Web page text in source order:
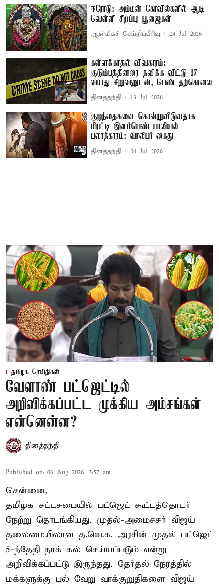
ஈரோடு: அம்மன் கோவில்களில் ஆடி
வெள்ளி சிறப்பு பூஜைகள்
ஆன்மிகச் செய்திப்பிரிவு 24 Jul 2026
கள்ளக்காதல் விவகாரம்;
குடும்பத்தினரை தவிக்க விட்டு 17
வயது சிறுவனுடன், பெண் தற்கொலை
தினத்தந்தி 13 Jul 2026
குழந்தைகளை கொன்றுவிடுவதாக
மிரட்டி இளம்பெண் பாலியல்
பலாத்காரம்: வாலிபர் கைது
தினத்தந்தி 04 Jul 2026
தமிழக செய்திகள்
வேளாண் பட்ஜெட்டில்
அறிவிக்கப்பட்ட முக்கிய அம்சங்கள்
என்னென்ன?
தினத்தந்தி
Published on: 06 Aug 2026, 3:57 am
சென்னை,
தமிழக சட்டசபையில் பட்ஜெட் கூட்டத்தொடர்
நேற்று தொடங்கியது. முதல்-அமைச்சர் விஜய்
தலைமையிலான த.வெ.க. அரசின் முதல் பட்ஜெட்
5-ந்தேதி தாக் கல் செய்யப்படும் என்று
அறிவிக்கப்பட்டு இருந்தது. தேர்தல் நேரத்தில்
மக்களுக்கு பல் வேறு வாக்குறுதிகளை விஜய்